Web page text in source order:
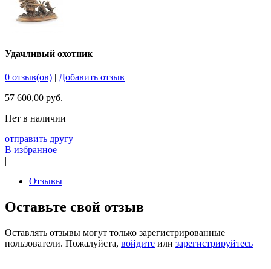
Удачливый охотник
0 отзыв(ов) | Добавить отзыв
57 600,00 руб.
Нет в наличии
отправить другу
В избранное
|
Отзывы
Оставьте свой отзыв
Оставлять отзывы могут только зарегистрированные
пользователи. Пожалуйста, войдите или зарегистрируйтесь